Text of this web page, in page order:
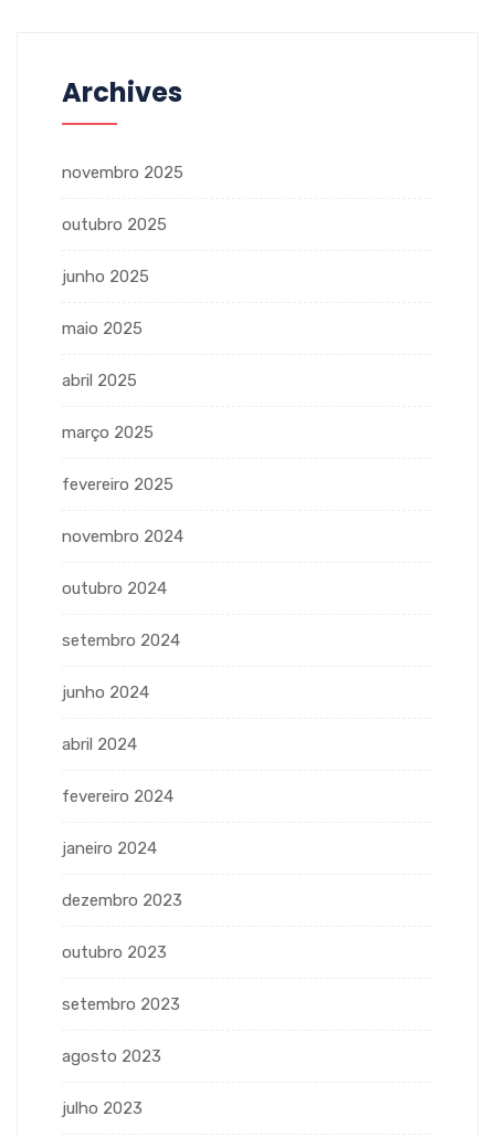
Archives
novembro 2025
outubro 2025
junho 2025
maio 2025
abril 2025
março 2025
fevereiro 2025
novembro 2024
outubro 2024
setembro 2024
junho 2024
abril 2024
fevereiro 2024
janeiro 2024
dezembro 2023
outubro 2023
setembro 2023
agosto 2023
julho 2023